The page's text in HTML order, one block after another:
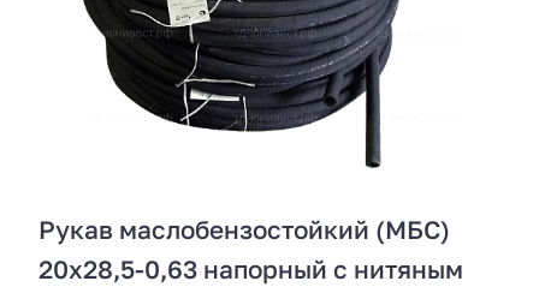
Рукав маслобензостойкий (МБС)
20х28,5-0,63 напорный с нитяным